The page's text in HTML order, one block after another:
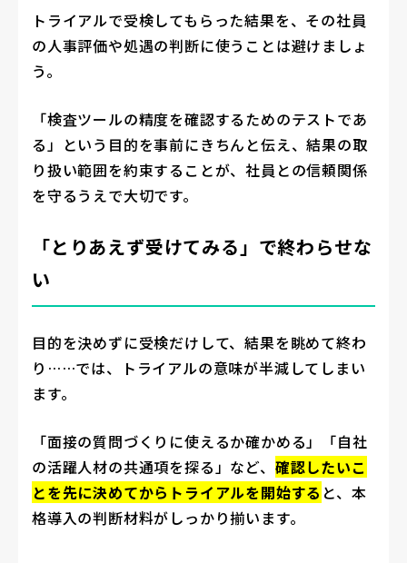
トライアルで受検してもらった結果を、その社員
の人事評価や処遇の判断に使うことは避けましょ
う。
「検査ツールの精度を確認するためのテストであ
る」という目的を事前にきちんと伝え、結果の取
り扱い範囲を約束することが、社員との信頼関係
を守るうえで大切です。
「とりあえず受けてみる」で終わらせな
い
目的を決めずに受検だけして、結果を眺めて終わ
り……では、トライアルの意味が半減してしまい
ます。
「面接の質問づくりに使えるか確かめる」「自社
の活躍人材の共通項を探る」など、 確認したいこ
とを先に決めてからトライアルを開始する と、本
格導入の判断材料がしっかり揃います。